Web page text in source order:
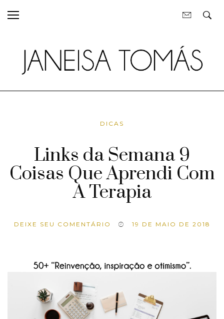
DICAS
Links da Semana 9
Coisas Que Aprendi Com
A Terapia
DEIXE SEU COMENTÁRIO 19 DE MAIO DE 2018